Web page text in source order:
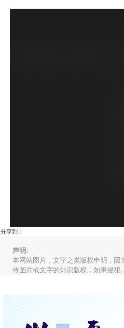
分享到：
声明:
本网站图片，文字之类版权申明，
传图片或文字的知识版权，如果侵犯